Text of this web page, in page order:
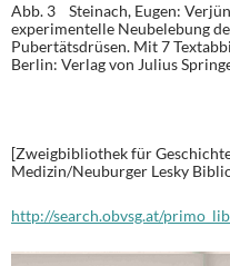
Abb. 3 Steinach, Eugen:
experimentelle Neubelebung
Pubertätsdrüsen. Mit 7
Berlin: Verlag von Julius
[Zweigbibliothek für
Medizin/Neuburger Lesky
http://search.obvsg.at/